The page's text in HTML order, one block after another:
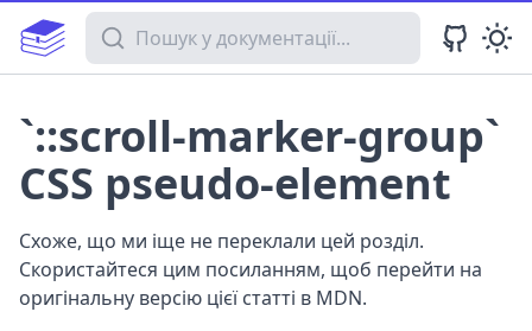
Пошук у документації
`::scroll-marker-group`
CSS pseudo-element
Схоже, що ми іще не переклали цей розділ.
Скористайтеся цим посиланням, щоб перейти на
оригінальну версію цієї статті в MDN.